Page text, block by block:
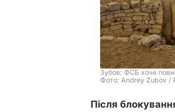
Зубов: ФСБ хоче
Фото: Andrey Zubov /
Після